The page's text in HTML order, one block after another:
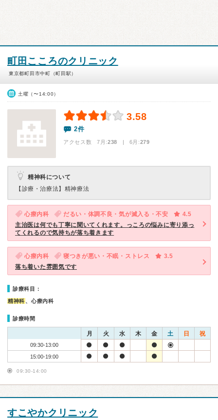
町田こころのクリニック
東京都町田市中町（町田駅）
土曜（〜14:00）
3.58
2件
アクセス数 7月:238 | 6月:279
精神科について
【診療・治療法】 精神療法
心療内科 だるい・体調不良・気が滅入る・不安
4.5
主治医は何でも丁寧に聞いてくれます。っころの悩みに寄り添っ
てくれるので気持ちが落ち着きます
心療内科 寝つきが悪い・不眠・ストレス
3.5
落ち着いた雰囲気です
診療科目：
精神科 、心療内科
診療時間
月 火 水 木 金 土 日 祝
09:30-13:00
15:00-19:00
09:30-14:00
すこやかクリニック